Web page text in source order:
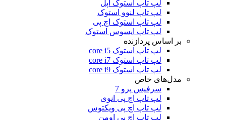
لپ تاپ استوک اپل
لپ تاپ لنوو استوک
لپ تاپ استوک اچ پی
لپ تاپ ایسوس استوک
بر اساس پردازنده
لپ تاپ استوک core i5
لپ تاپ استوک core i7
لپ تاپ استوک core i9
مدل‌های خاص
سرفیس پرو 7
لپ تاپ اچ پی انوی
لپ تاپ اچ پی ویکتوس
لپ تاپ اچ پی اومن